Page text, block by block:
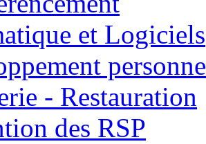
et Logiciels
- Restauration
des RSP